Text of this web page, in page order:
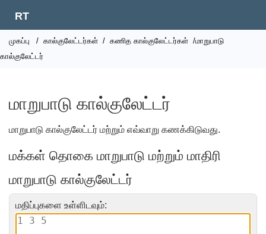
RT
முகப்பு / கால்குலேட்டர்கள் / கணித கால்குலேட்டர்கள் /மாறுபாடு
கால்குலேட்டர்
மாறுபாடு கால்குலேட்டர்
மாறுபாடு கால்குலேட்டர் மற்றும் எவ்வாறு கணக்கிடுவது.
மக்கள் தொகை மாறுபாடு மற்றும் மாதிரி
மாறுபாடு கால்குலேட்டர்
மதிப்புகளை உள்ளிடவும்: